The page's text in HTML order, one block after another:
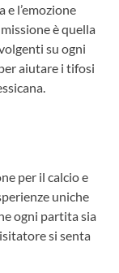
e l’emozione
è quella
su ogni
aiutare i tifosi
per il calcio e
uniche
ogni partita sia
si senta